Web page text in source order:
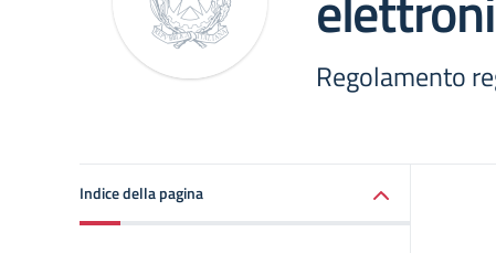
Regolamento
Indice della pagina